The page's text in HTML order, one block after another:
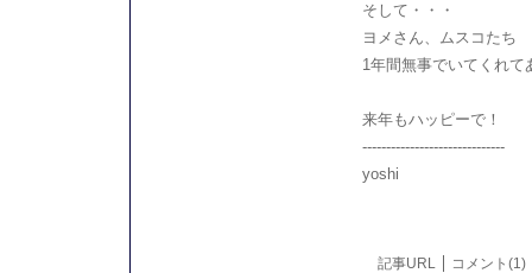
そして・・・
ヨメさん、ムスコたち
1年間無事でいてくれて
来年もハッピーで！
------------------------------
yoshi
記事URL コメント(1)